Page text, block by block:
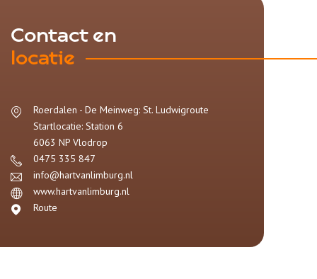
Contact en
locatie
Roerdalen - De Meinweg: St. Ludwigroute
Startlocatie: Station 6
6063 NP Vlodrop
0475 335 847
info@hartvanlimburg.nl
www.hartvanlimburg.nl
Route